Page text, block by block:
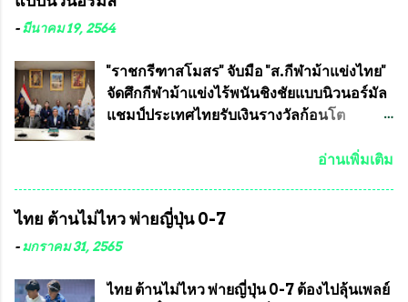
สวัสดี ประธานคณะกรรมการจัดการแข่งขัน
และคณะทำงาน ได้ร่วมกันประชุมหารือ
อายุ ชิงแชมป์ประเทศไทย ครั้งที่ 1 ประจำปี
2564 กำหนดแข่งขันระหว่างวันที่ 24
เมษายน จนถึงว...
ข้าวสาร อาหารแห้ง ให้กับพี่น้องชุมชนชาว
คลองลัดภาชี เขตภาษีเจริญ และชุมชน 50
ทีมงาน ต้องขออภัย ที่ไม่ได้เอ่ยชื่อเต็มสังกัด
เพราะท่านขอสงวนเอาไว้ พันอากาศเอก ทอง
อินทร์ พรหมสุวรรณ ท่านรองกัมปนาท ผู้ร่วม
ครั้งนี้ได้ เนื่องจาก ติดธุระเร่งด่วน จึงได้มอบ
ความสงบเรียบร้อย นางฉวีวรรณ ตระกูลธรรม
ประธานชุมชน คลองลัดภาชีเขตภาษีเจริญ
สท.ทพ. สมนึก ปัทมาลัยที่ปรึกษา และการแจก
ความ ร้องขอจากประธานชุมชนคลองลัดภาชี
-มีนาคม 19, 2564
"ราชกรีฑาสโมสร" จับมือ "ส.กีฬาม้าแข่งไทย"
จัดศึกกีฬาม้าแข่งไร้พนันชิงชัยแบบนิวนอร์มัล
แชมป์ประเทศไทยรับเงินรางวัลก้อนโต
พล.อ.วิชญ เทพหัสดิน ณ อยุธยา นายกสมาคม
จัดการแข่งขันร่วมกัน ระหว่างสมาคม
ราชกรีฑาสโมสร กับ สมาคมกีฬาม้าแข่งไทย
ที่ห้องประชุมมูลนิธิโอลิมปิคไทย (บ้าน
นนท์ ประธานคณะกรรมการอำนวยการแข่ง
อ่านเพิ่มเติม
ไทย ต้านไม่ไหว พ่ายญี่ปุ่น 0-7
-มกราคม 31, 2565
ไทย ต้านไม่ไหว พ่ายญี่ปุ่น 0-7 ต้องไปลุ้นเพลย์